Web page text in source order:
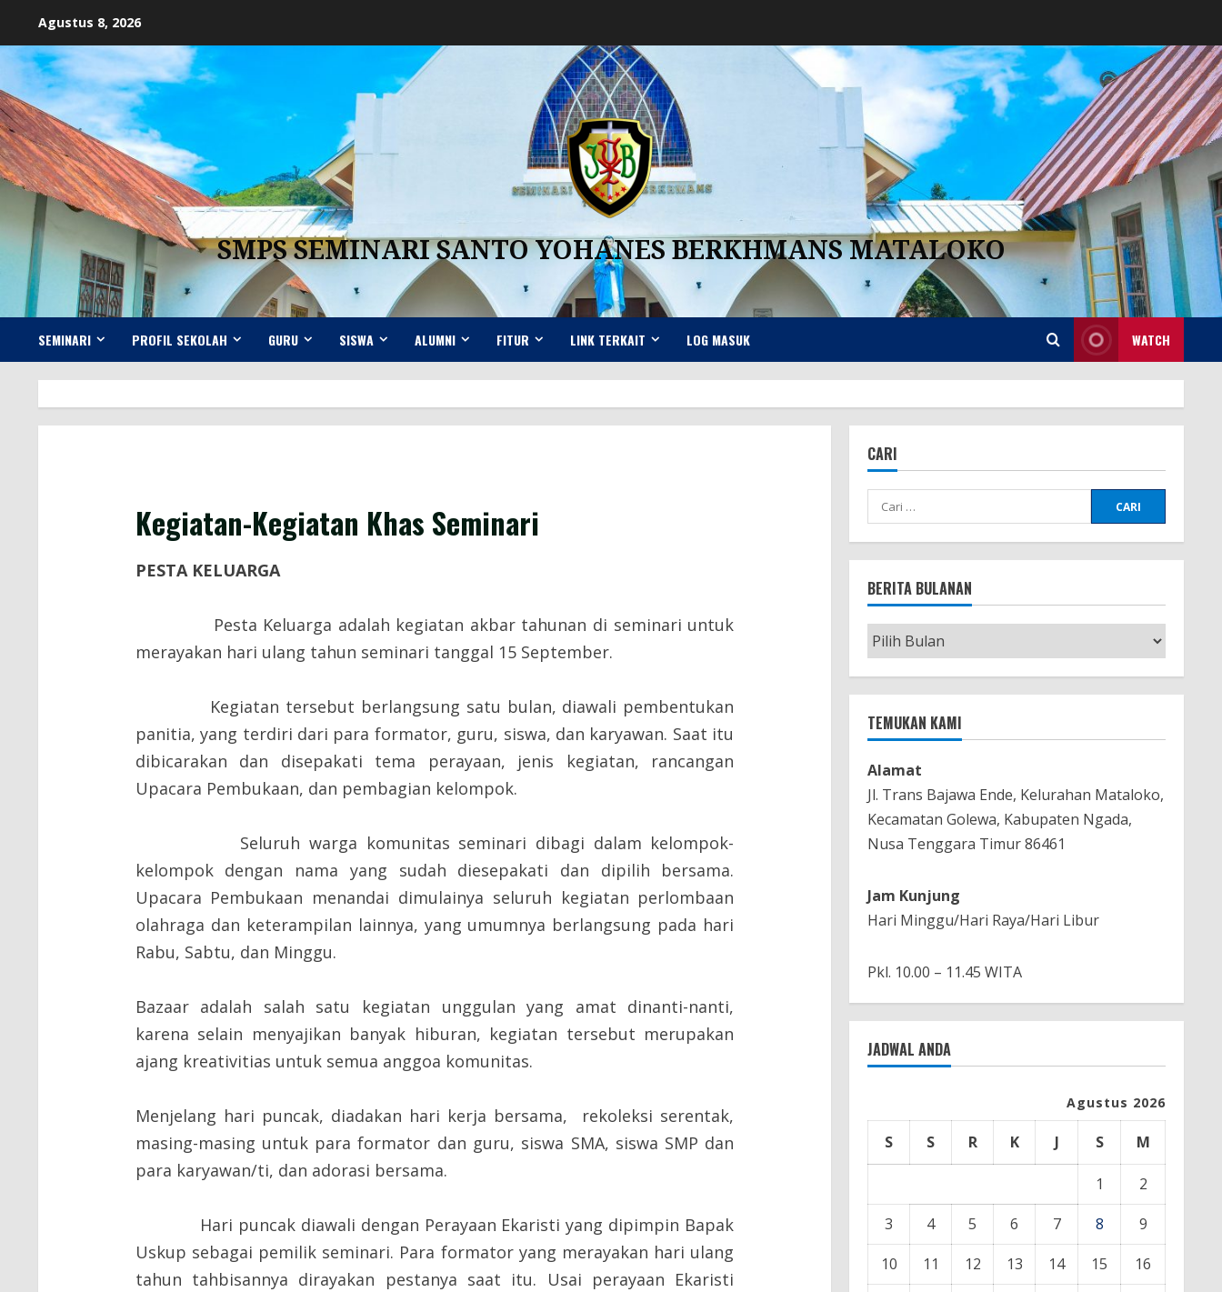
content
Agustus 8, 2026
SMPS SEMINARI SANTO YOHANES BERKHMANS MATALOKO
SEMINARI PROFIL SEKOLAH GURU SISWA ALUMNI FITUR LINK TERKAIT LOG MASUK WATCH
Kegiatan-Kegiatan Khas Seminari
PESTA KELUARGA
Pesta Keluarga adalah kegiatan akbar tahunan di seminari untuk
merayakan hari ulang tahun seminari tanggal 15 September.
Kegiatan tersebut berlangsung satu bulan, diawali pembentukan
panitia, yang terdiri dari para formator, guru, siswa, dan karyawan. Saat itu
dibicarakan dan disepakati tema perayaan, jenis kegiatan, rancangan
Upacara Pembukaan, dan pembagian kelompok.
Seluruh warga komunitas seminari dibagi dalam kelompok-
kelompok dengan nama yang sudah diesepakati dan dipilih bersama.
Upacara Pembukaan menandai dimulainya seluruh kegiatan perlombaan
olahraga dan keterampilan lainnya, yang umumnya berlangsung pada hari
Rabu, Sabtu, dan Minggu.
Bazaar adalah salah satu kegiatan unggulan yang amat dinanti-nanti,
karena selain menyajikan banyak hiburan, kegiatan tersebut merupakan
ajang kreativitias untuk semua anggoa komunitas.
Menjelang hari puncak, diadakan hari kerja bersama, rekoleksi serentak,
masing-masing untuk para formator dan guru, siswa SMA, siswa SMP dan
para karyawan/ti, dan adorasi bersama.
Hari puncak diawali dengan Perayaan Ekaristi yang dipimpin Bapak
Uskup sebagai pemilik seminari. Para formator yang merayakan hari ulang
tahun tahbisannya dirayakan pestanya saat itu. Usai perayaan Ekaristi
CARI
Cari
untuk:
BERITA BULANAN
Berita
Bulanan
TEMUKAN KAMI
Alamat
Jl. Trans Bajawa Ende, Kelurahan Mataloko,
Kecamatan Golewa, Kabupaten Ngada,
Nusa Tenggara Timur 86461
Jam Kunjung
Hari Minggu/Hari Raya/Hari Libur
Pkl. 10.00 – 11.45 WITA
JADWAL ANDA
Agustus 2026
S S R K J S M
1
2
3
4 5 6 7 8
9
10
11 12 13 14 15
16